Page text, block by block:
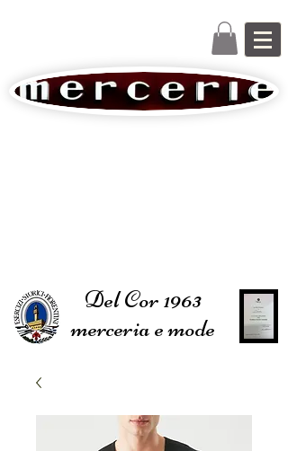
Del Cor 1963
merceria e mode